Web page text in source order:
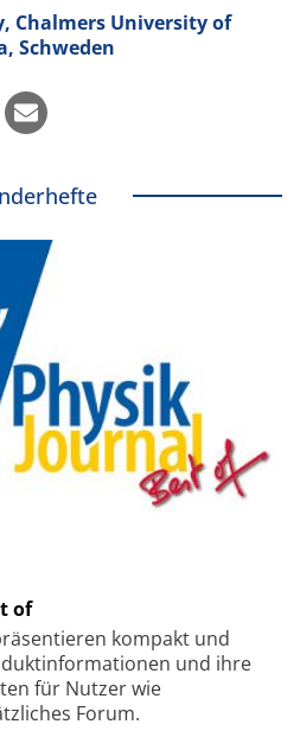
Chalmers University of
Schweden
of
kompakt und
und ihre
für Nutzer wie
Forum.